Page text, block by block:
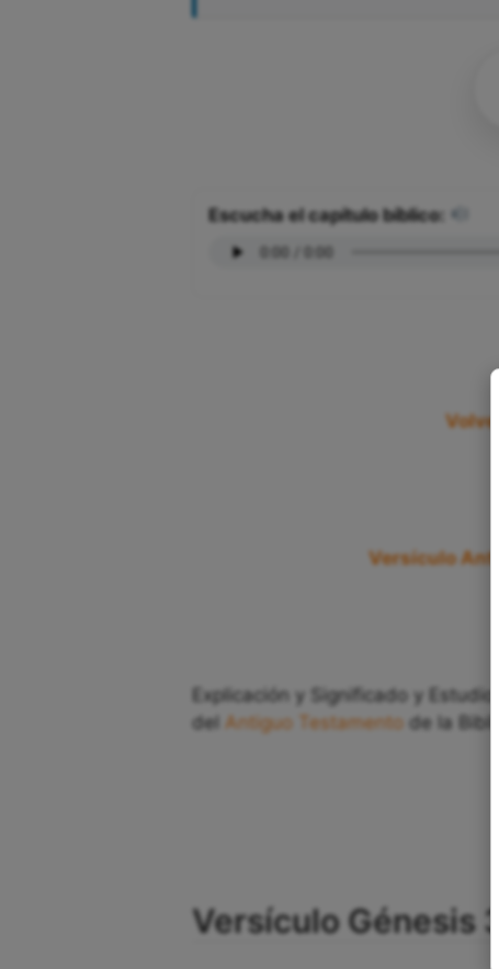
Escucha el capítulo bíblico:
Versículo
Explicación y Significado y
del Antiguo Testamentode la
Versículo Génesis